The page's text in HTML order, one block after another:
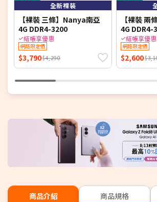
全新裸裝
【裸裝 三條】Nanya南亞
4G DDR4-3200
結帳享優惠
網路限定價
$3,790$4,290
【裸裝 兩
4G DDR4-
結帳享優惠
網路限定價
$2,600
商品介紹 商品規格